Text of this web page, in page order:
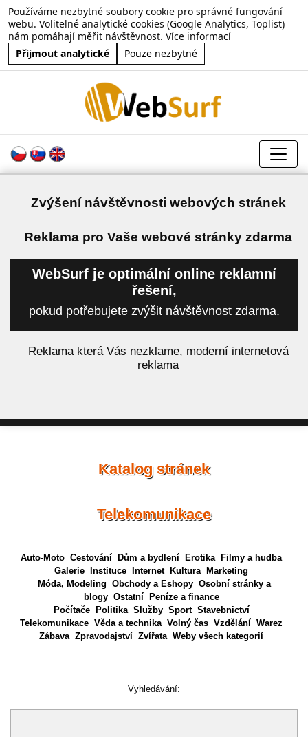
Používáme nezbytné soubory cookie pro správné fungování
webu. Volitelné analytické cookies (Google Analytics, Toplist)
nám pomáhají měřit návštěvnost. Více informací
Přijmout analytické
Pouze nezbytné
Zvýšení návštěvnosti webových stránek
Reklama pro Vaše webové stránky zdarma
WebSurf je optimální online reklamní
řešení,
pokud potřebujete zvýšit návštěvnost zdarma.
Reklama která Vás nezklame, moderní internetová
reklama
Katalog stránek
Telekomunikace
Auto-Moto Cestování Dům a bydlení Erotika
Filmy a hudba
Galerie
Instituce Internet Kultura
Marketing
Móda, Modeling Obchody a Eshopy Osobní stránky a
blogy Ostatní
Peníze a finance
Počítače
Politika Služby Sport Stavebnictví
Telekomunikace Věda a technika Volný čas Vzdělání Warez
Zábava Zpravodajství Zvířata Weby všech kategorií
Vyhledávání: